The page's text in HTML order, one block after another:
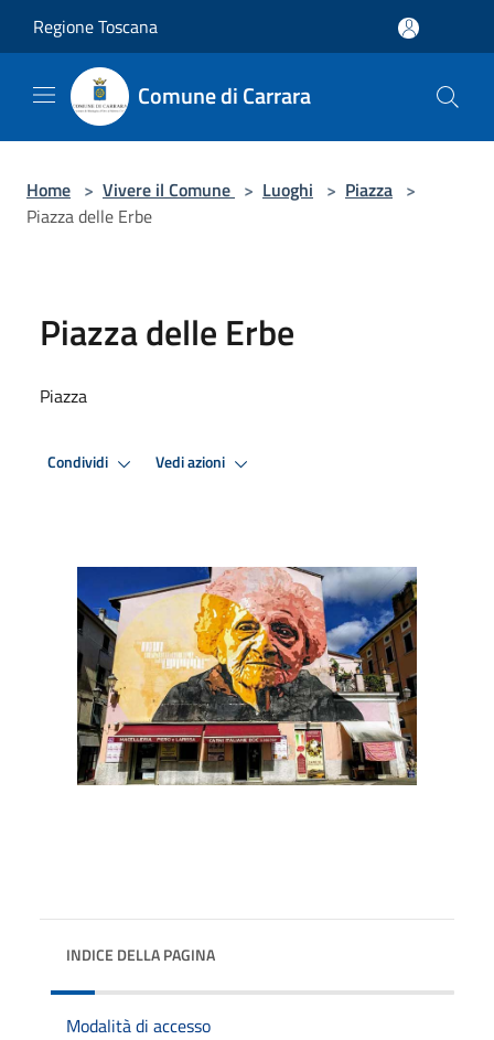
Regione Toscana
Comune di Carrara
Home > Vivere il Comune > Luoghi > Piazza >
Piazza delle Erbe
Piazza delle Erbe
Piazza
Condividi Vedi azioni
INDICE DELLA PAGINA
Modalità di accesso